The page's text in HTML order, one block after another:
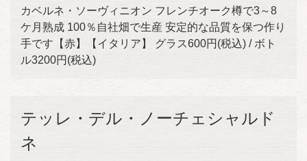
カベルネ・ソーヴィニオン フレンチオーク樽で3～8
ケ月熟成 100％自社畑で生産 安定的な品質を保つ作り
手です【赤】【イタリア】 グラス600円(税込) / ボト
ル3200円(税込)
テッレ・デル・ノーチェシャルド
ネ